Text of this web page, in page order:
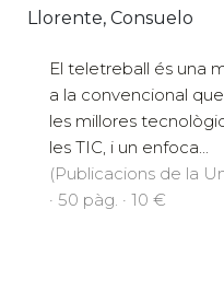
Llorente, Consuelo
El teletreball és una
a la convencional
les millores
les TIC, i un enfoca...
(Publicacions de la
· 50 pàg. · 10 €